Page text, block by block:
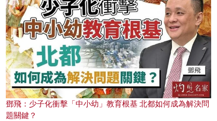
鄧飛：少子化衝擊「中小幼」教育根基 北都如何成為解決問
題關鍵？